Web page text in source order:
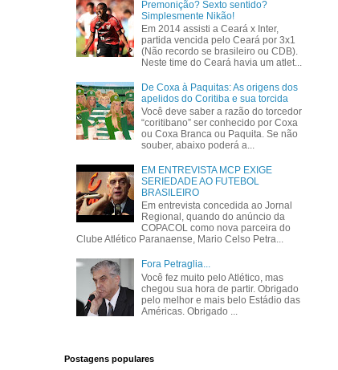
Premonição? Sexto sentido?
Simplesmente Nikão!
Em 2014 assisti a Ceará x Inter,
partida vencida pelo Ceará por 3x1
(Não recordo se brasileiro ou CDB).
Neste time do Ceará havia um atlet...
De Coxa à Paquitas: As origens dos
apelidos do Coritiba e sua torcida
Você deve saber a razão do torcedor
“coritibano” ser conhecido por Coxa
ou Coxa Branca ou Paquita. Se não
souber, abaixo poderá a...
EM ENTREVISTA MCP EXIGE
SERIEDADE AO FUTEBOL
BRASILEIRO
Em entrevista concedida ao Jornal
Regional, quando do anúncio da
COPACOL como nova parceira do
Clube Atlético Paranaense, Mario Celso Petra...
Fora Petraglia...
Você fez muito pelo Atlético, mas
chegou sua hora de partir. Obrigado
pelo melhor e mais belo Estádio das
Américas. Obrigado ...
Postagens populares